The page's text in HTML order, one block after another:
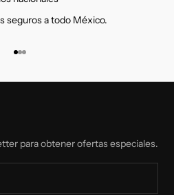
seguros a todo México.
Ir al artículo 1
Ir al artículo 2
Ir al artículo 3
para obtener ofertas especiales.